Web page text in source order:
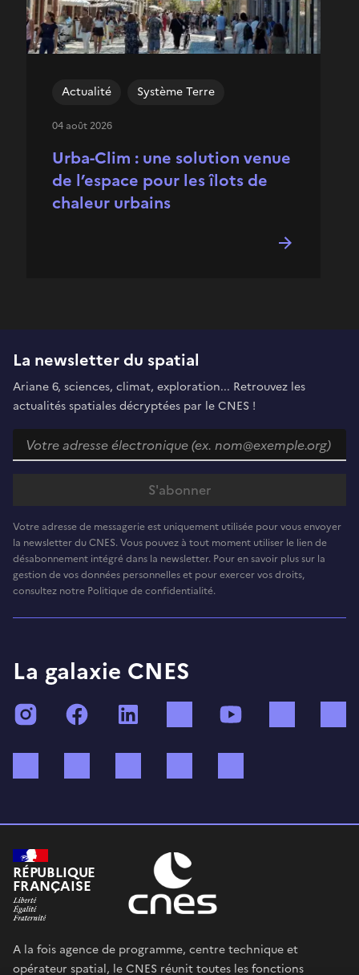
Urba-Clim : une solution venue
de l’espace pour les îlots de
chaleur urbains
Actualité Système Terre
04 août 2026
La newsletter du spatial
Ariane 6, sciences, climat, exploration... Retrouvez les
actualités spatiales décryptées par le CNES !
Votre adresse de messagerie est uniquement utilisée pour vous envoyer
la newsletter du CNES. Vous pouvez à tout moment utiliser le lien de
désabonnement intégré dans la newsletter. Pour en savoir plus sur la
gestion de vos données personnelles et pour exercer vos droits,
consultez notre Politique de confidentialité.
La galaxie CNES
InstagramFacebook TikTok
RÉPUBLIQUE
FRANÇAISE
A la fois agence de programme, centre technique et
opérateur spatial, le CNES réunit toutes les fonctions